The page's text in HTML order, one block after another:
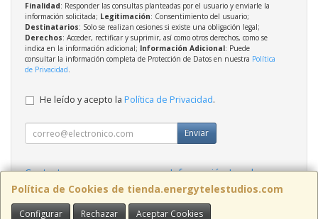
Política de Cookies de tienda.energytelestudios.com
Configurar Rechazar Aceptar Cookies
Finalidad: Responder las consultas planteadas por el usuario y enviarle la
información solicitada; Legitimación: Consentimiento del usuario;
Destinatarios: Solo se realizan cesiones si existe una obligación legal;
Derechos: Acceder, rectificar y suprimir, así como otros derechos, como se
indica en la información adicional; Información Adicional: Puede
consultar la información completa de Protección de Datos en nuestra Política
de Privacidad.
He leído y acepto la Política de Privacidad.
Enviar
Contacto
Información Legal
Política Privacidad
Política de Cookies